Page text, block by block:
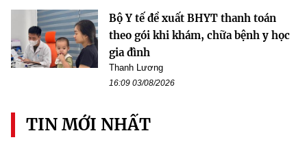
Bộ Y tế đề xuất BHYT thanh toán
theo gói khi khám, chữa bệnh y học
gia đình
Thanh Lương
16:09 03/08/2026
TIN MỚI NHẤT